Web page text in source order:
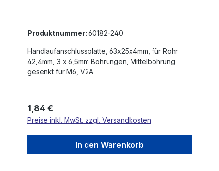
Produktnummer: 60182-240
Handlaufanschlussplatte, 63x25x4mm, für Rohr
42,4mm, 3 x 6,5mm Bohrungen, Mittelbohrung
gesenkt für M6, V2A
Regulärer Preis:
1,84 €
Preise inkl. MwSt. zzgl. Versandkosten
In den Warenkorb